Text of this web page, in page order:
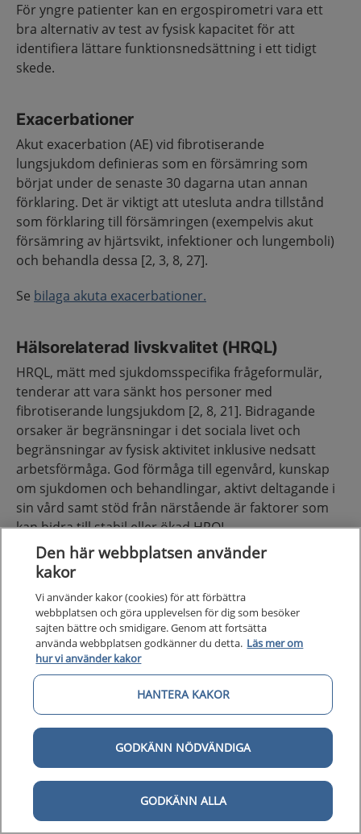
För yngre patienter kan en ergospirometri vara ett
bra alternativ av test av fysisk kapacitet för att
identifiera lättare funktionsnedsättning i ett tidigt
skede.
Exacerbationer
Akut exacerbation (AE) vid fibrotiserande
lungsjukdom definieras som en försämring som
börjat under de senaste 30 dagarna utan annan
förklaring. Det är viktigt att utesluta andra tillstånd
som förklaring till försämringen (exempelvis akut
försämring av hjärtsvikt, infektioner och lungemboli)
och behandla dessa [2, 3, 8, 27].
Se bilaga akuta exacerbationer.
Hälsorelaterad livskvalitet (HRQL)
HRQL, mätt med sjukdomsspecifika frågeformulär,
tenderar att vara sänkt hos personer med
fibrotiserande lungsjukdom [2, 8, 21]. Bidragande
orsaker är begränsningar i det sociala livet och
begränsningar av fysisk aktivitet inklusive nedsatt
arbetsförmåga. God förmåga till egenvård, kunskap
om sjukdomen och behandlingar, aktivt deltagande i
sin vård samt stöd från närstående är faktorer som
kan bidra till stabil eller ökad HRQL.
I Sverige mäts HRQL främst med Kings korta
frågeformulär för lungfibros (K-BILD) [31], se
lungfibrosregistret(slmf.se).
Medelvärde vid diagnostillfället bland patienter med
IPF, mätt med K-BILD, är 54 poäng, vilket är en måttligt
sänkt HRQL.
Ingång och utgång
Ingång i vårdförloppet
Ingång i vårdförloppet sker:
Den här webbplatsen använder
kakor
Vi använder kakor (cookies) för att förbättra
webbplatsen och göra upplevelsen för dig som besöker
sajten bättre och smidigare. Genom att fortsätta
använda webbplatsen godkänner du detta. Läs mer om
hur vi använder kakor
HANTERA KAKOR
GODKÄNN NÖDVÄNDIGA
GODKÄNN ALLA